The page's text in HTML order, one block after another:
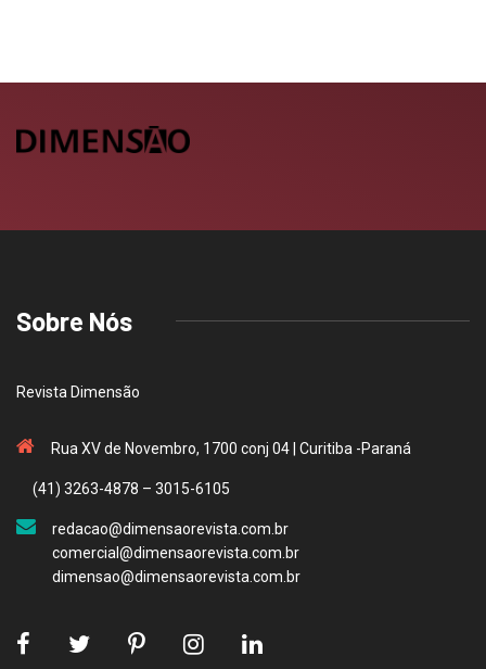
Sobre Nós
Revista Dimensão
Rua XV de Novembro, 1700 conj 04 | Curitiba -Paraná
(41) 3263-4878 – 3015-6105
redacao@dimensaorevista.com.br
comercial@dimensaorevista.com.br
dimensao@dimensaorevista.com.br